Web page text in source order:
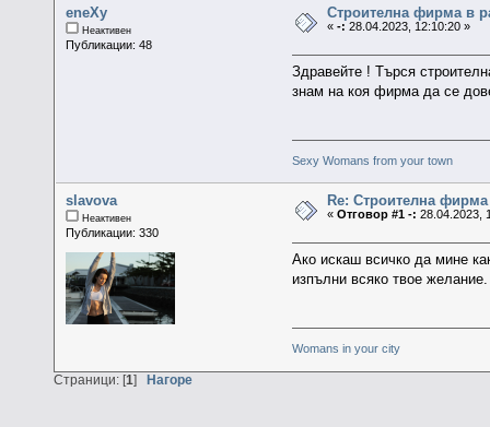
eneXy
Неактивен
Публикации: 48
Строителна фирма в
«-: 28.04.2023, 12:10:20 »
Здравейте ! Търся
знам на коя фирма да се
Sexy Womans from your town
slavova
Неактивен
Публикации: 330
Re: Строителна
«Отговор #1 -: 28.04.2023,
Ако искаш всичко да мине
изпълни всяко твое
Womans in your city
Страници: [1] Нагоре